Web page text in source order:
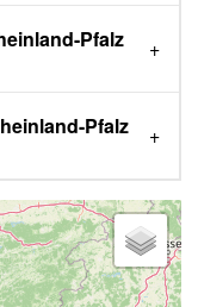
Pfalz
Pfalz